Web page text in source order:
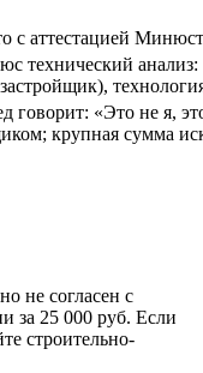
с аттестацией
технический
говорит: «Это не я,
крупная сумма
не согласен с
за 25 000 руб. Если
строительно-